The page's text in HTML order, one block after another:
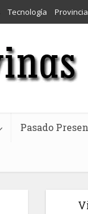
Tecnología
Pasado